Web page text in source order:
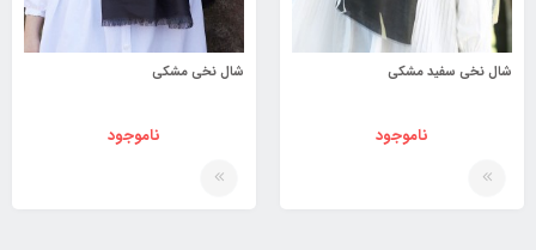
شال نخی سفید مشکی
ناموجود
شال نخی مشکی
ناموجود